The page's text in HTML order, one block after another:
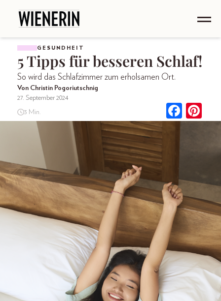
GESUNDHEIT
5 Tipps für besseren Schlaf!
So wird das Schlafzimmer zum erholsamen Ort.
Von Christin Pogoriutschnig
27. September 2024
3 Min.